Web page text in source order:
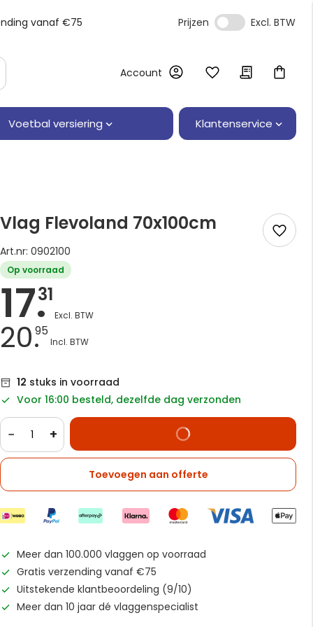
vanaf €75 Prijzen
Account
Voetbal versiering Klantenservice
Vlag Flevoland 70x100cm
Art.nr: 0902100
Op voorraad
17.31
20.95
12 stuks in voorraad
Voor 16:00 besteld, dezelfde dag verzonden
− +
Toevoegen aan offerte
Meer dan 100.000 vlaggen op voorraad
Gratis verzending vanaf €75
Uitstekende klantbeoordeling (9/10)
Meer dan 10 jaar dé vlaggenspecialist